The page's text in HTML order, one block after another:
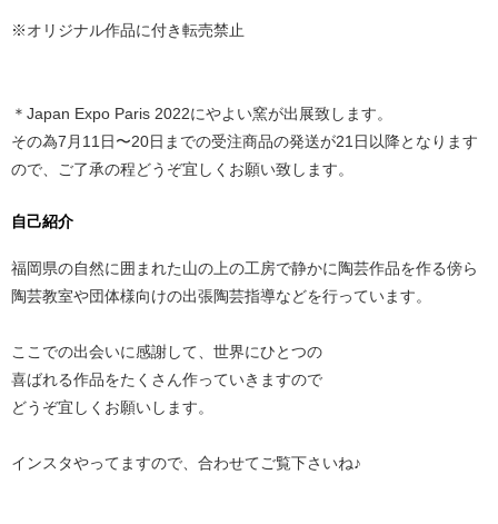
※オリジナル作品に付き転売禁止
＊Japan Expo Paris 2022にやよい窯が出展致します。
その為7月11日〜20日までの受注商品の発送が21日以降となります
ので、ご了承の程どうぞ宜しくお願い致します。
自己紹介
福岡県の自然に囲まれた山の上の工房で静かに陶芸作品を作る傍ら
陶芸教室や団体様向けの出張陶芸指導などを行っています。
ここでの出会いに感謝して、世界にひとつの
喜ばれる作品をたくさん作っていきますので
どうぞ宜しくお願いします。
インスタやってますので、合わせてご覧下さいね♪